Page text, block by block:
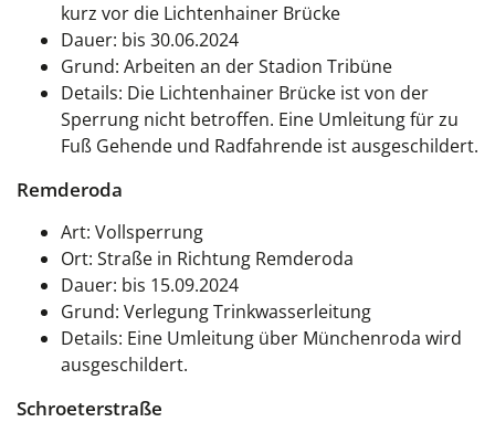
kurz vor die Lichtenhainer Brücke
Dauer: bis 30.06.2024
Grund: Arbeiten an der Stadion Tribüne
Details: Die Lichtenhainer Brücke ist von der
Sperrung nicht betroffen. Eine Umleitung für zu
Fuß Gehende und Radfahrende ist ausgeschildert.
Remderoda
Art: Vollsperrung
Ort: Straße in Richtung Remderoda
Dauer: bis 15.09.2024
Grund: Verlegung Trinkwasserleitung
Details: Eine Umleitung über Münchenroda wird
ausgeschildert.
Schroeterstraße